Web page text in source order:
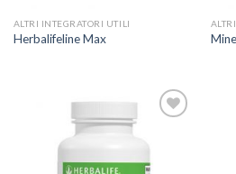
ALTRI INTEGRATORI UTILI
Herbalifeline Max
WISHLIST